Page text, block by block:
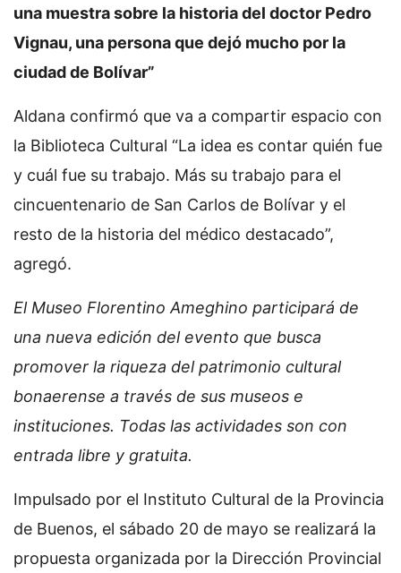
una muestra sobre la historia del doctor Pedro
Vignau, una persona que dejó mucho por la
ciudad de Bolívar”
Aldana confirmó que va a compartir espacio con
la Biblioteca Cultural “La idea es contar quién fue
y cuál fue su trabajo. Más su trabajo para el
cincuentenario de San Carlos de Bolívar y el
resto de la historia del médico destacado”,
agregó.
El Museo Florentino Ameghino participará de
una nueva edición del evento que busca
promover la riqueza del patrimonio cultural
bonaerense a través de sus museos e
instituciones. Todas las actividades son con
entrada libre y gratuita.
Impulsado por el Instituto Cultural de la Provincia
de Buenos, el sábado 20 de mayo se realizará la
propuesta organizada por la Dirección Provincial